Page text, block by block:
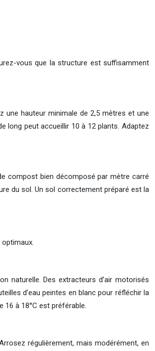
vous que la structure est suffisamment
une hauteur minimale de 2,5 mètres et une
long peut accueillir 10 à 12 plants. Adaptez
compost bien décomposé par mètre carré
du sol. Un sol correctement préparé est la
naturelle. Des extracteurs d’air motorisés
d’eau peintes en blanc pour réfléchir la
16 à 18°C est préférable.
régulièrement, mais modérément, en